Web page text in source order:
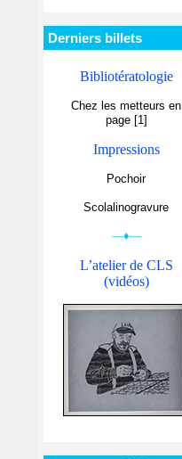
Derniers billets
Bibliotératologie
Chez les metteurs en
page [1]
Impressions
Pochoir
Scolalinogravure
—♦—
L’atelier de CLS
(vidéos)